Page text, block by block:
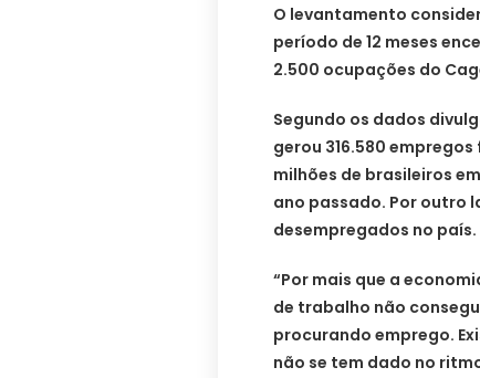
O levantamento
período de 12 meses
2.500 ocupações do
Segundo os dados
gerou 316.580
milhões de brasileiros
ano passado. Por outro
desempregados no país.
“Por mais que a
de trabalho não
procurando emprego.
não se tem dado no